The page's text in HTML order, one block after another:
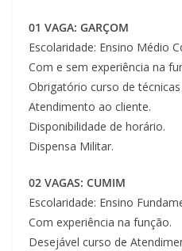
01 VAGA: GARÇOM
Escolaridade: Ensino Médio
Com e sem experiência na
Obrigatório curso de
Atendimento ao cliente.
Disponibilidade de horário.
Dispensa Militar.
02 VAGAS: CUMIM
Escolaridade: Ensino
Com experiência na função.
Desejável curso de